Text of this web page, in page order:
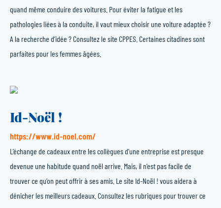
quand même conduire des voitures. Pour éviter la fatigue et les
pathologies liées à la conduite, il vaut mieux choisir une voiture adaptée ?
A la recherche d’idée ? Consultez le site CPPES. Certaines citadines sont
parfaites pour les femmes âgées.
Id-Noël !
https://www.id-noel.com/
L’échange de cadeaux entre les collègues d’une entreprise est presque
devenue une habitude quand noël arrive. Mais, il n’est pas facile de
trouver ce qu’on peut offrir à ses amis. Le site Id-Noël ! vous aidera à
dénicher les meilleurs cadeaux. Consultez les rubriques pour trouver ce